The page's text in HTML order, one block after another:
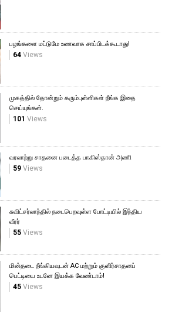
பழங்களை மட்டுமே உணவாக சாப்பிடக்கூடாது!
64Views
முகத்தில் தோன்றும் கரும்புள்ளிகள் நீங்க இதை
செய்யுங்கள்.
101 Views
வரலாற்று சாதனை படைத்த பாகிஸ்தான் அணி
59Views
சுவிட்சர்லாந்தில் நடைபெறவுள்ள போட்டியில் இந்திய
வீரர்
55Views
மின்தடை நீங்கியவுடன் AC மற்றும் குளிர்சாதனப்
பெட்டியை உடனே இயக்க வேண்டாம்!
45Views